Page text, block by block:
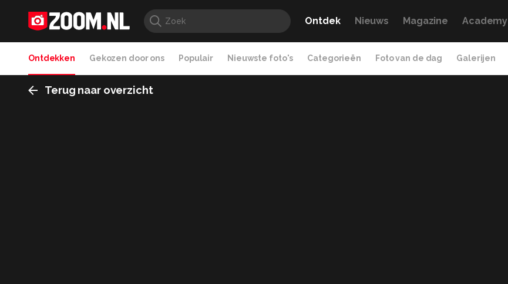
Ontdek Nieuws Magazine Academy
Ontdekken Gekozen door ons Populair Nieuwste foto's Categorieën Foto van de dag Galerijen
Terug naar overzicht